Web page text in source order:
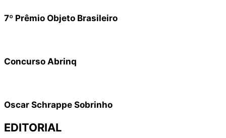
7º Prêmio Objeto Brasileiro
Concurso Abrinq
Oscar Schrappe Sobrinho
EDITORIAL